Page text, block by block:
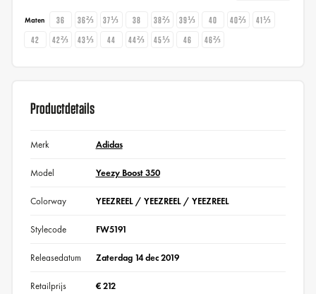
Maten 36 36⅔ 37⅓ 38 38⅔ 39⅓ 40 40⅔
41⅓
42
42⅔ 43⅓ 44 44⅔ 45⅓ 46 46⅔
Productdetails
Merk Adidas
Model Yeezy Boost 350
Colorway YEEZREEL / YEEZREEL / YEEZREEL
Stylecode FW5191
Releasedatum Zaterdag 14 dec 2019
Retailprijs € 212